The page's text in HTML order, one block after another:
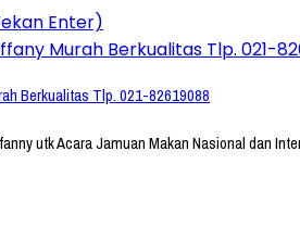
Enter)
Berkualitas Tlp. 021-82619088
utk Acara Jamuan Makan Nasional dan